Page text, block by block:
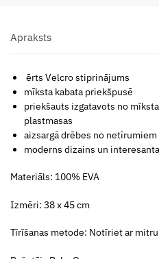
Apraksts
ērts Velcro stiprinājums
mīksta kabata priekšpusē
priekšauts izgatavots no
plastmasas
aizsargā drēbes no
moderns dizains un
Materiāls: 100% EVA
Izmēri: 38 x 45 cm
Tīrīšanas metode: Notīriet ar